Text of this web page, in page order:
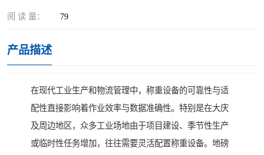
阅 读 量： 79
产品描述
在现代工业生产和物流管理中，称重设备的可靠性与适
配性直接影响着作业效率与数据准确性。特别是在大庆
及周边地区，众多工业场地由于项目建设、季节性生产
或临时性任务增加，往往需要灵活配置称重设备。地磅